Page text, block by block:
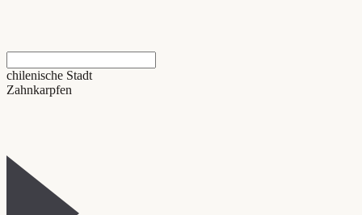
chilenische Stadt
Zahnkarpfen